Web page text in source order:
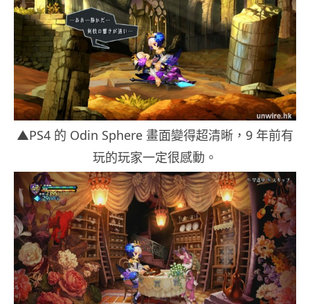
▲PS4 的 Odin Sphere 畫面變得超清晰，9 年前有
玩的玩家一定很感動。